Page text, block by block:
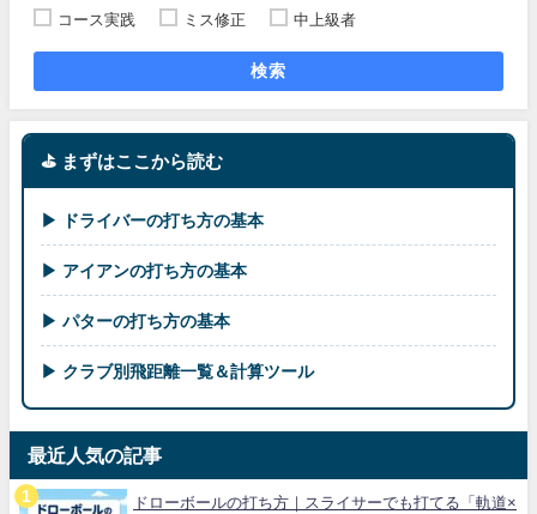
コース実践
ミス修正 中上級者
検索
⛳ まずはここから読む
▶ ドライバーの打ち方の基本
▶ アイアンの打ち方の基本
▶ パターの打ち方の基本
▶ クラブ別飛距離一覧＆計算ツール
最近人気の記事
ドローボールの打ち方｜スライサーでも打てる「軌道×